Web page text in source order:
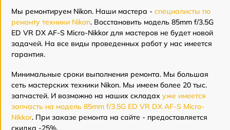
Мы ремонтируем Nikon. Наши мастера - специалисты по
ремонту техники Nikon. Восстановить модель 85mm f/3.5G
ED VR DX AF-S Micro-Nikkor для мастеров не будет новой
задачей. На все виды проведенных работ у нас имеется
гарантия.
Минимальные сроки выполнения ремонта. Мы большая
сеть мастерских техники Nikon. Мы имеем более 20 тыс.
запчастей. И возможно на наших складах уже имеется
запчасть на модель 85mm f/3.5G ED VR DX AF-S Micro-
Nikkor. При заказе ремонта на сайте - предоставляется
скидка -25%.